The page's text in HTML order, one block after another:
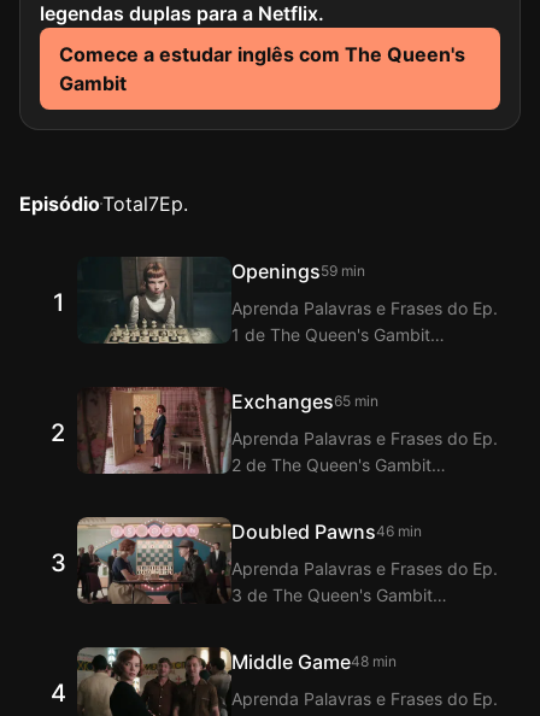
legendas duplas para a Netflix.
Comece a estudar inglês com The Queen's
Gambit
EpisódioTotal7Ep.
1
Openings59 min
Aprenda Palavras e Frases do Ep.
1 de The Queen's Gambit
coreano do Langflix! O Langflix
oferece tradução dos Diálogos do
Ep. 1 de The Queen's Gambit com
2
Exchanges65 min
Aprenda Palavras e Frases do Ep.
2 de The Queen's Gambit
coreano do Langflix! O Langflix
oferece tradução dos Diálogos do
Ep. 2 de The Queen's Gambit com
3
Doubled Pawns46 min
Aprenda Palavras e Frases do Ep.
3 de The Queen's Gambit
coreano do Langflix! O Langflix
oferece tradução dos Diálogos do
4
Middle Game48 min
Aprenda Palavras e Frases do Ep.